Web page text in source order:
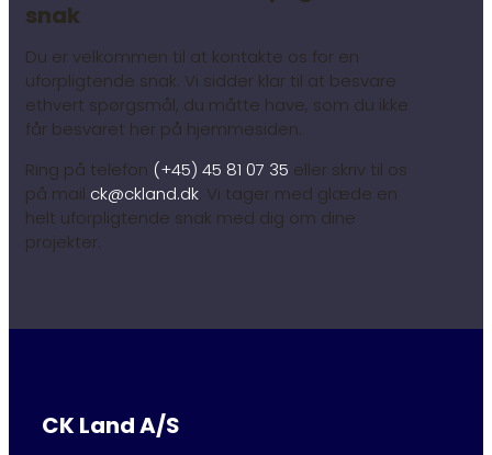
snak
Du er velkommen til at kontakte os for en
uforpligtende snak. Vi sidder klar til at besvare
ethvert spørgsmål, du måtte have, som du ikke
får besvaret her på hjemmesiden.
Ring på telefon (+45) 45 81 07 35 eller skriv til os
på mail ck@ckland.dk. Vi tager med glæde en
helt uforpligtende snak med dig om dine
projekter.
CK Land A/S